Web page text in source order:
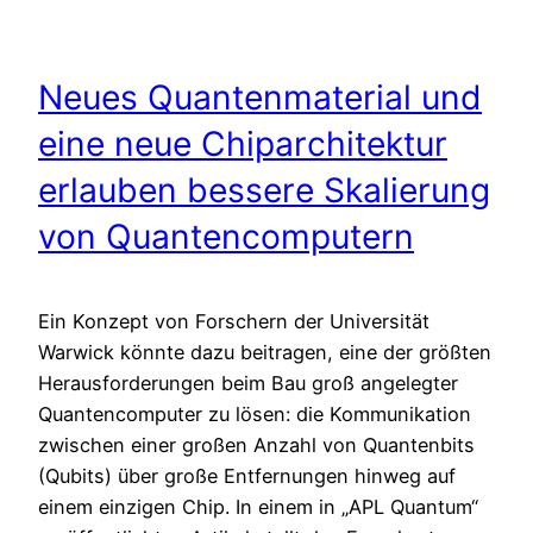
Neues Quantenmaterial und
eine neue Chiparchitektur
erlauben bessere Skalierung
von Quantencomputern
Ein Konzept von Forschern der Universität
Warwick könnte dazu beitragen, eine der größten
Herausforderungen beim Bau groß angelegter
Quantencomputer zu lösen: die Kommunikation
zwischen einer großen Anzahl von Quantenbits
(Qubits) über große Entfernungen hinweg auf
einem einzigen Chip. In einem in „APL Quantum“